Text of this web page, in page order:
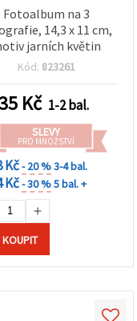
Fotoalbum na 3
14,3 x 11 cm,
jarních květin
Kód: 823261
Kč 1-2 bal.
SLEVY
PRO MNOŽSTVÍ
Kč- 20 %3-4 bal.
Kč- 30 %5 bal. +
KOUPIT